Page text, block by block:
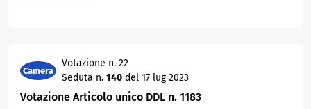
Camera
Votazione n. 22
Seduta n. 140 del 17 lug 2023
Votazione Articolo unico DDL n. 1183